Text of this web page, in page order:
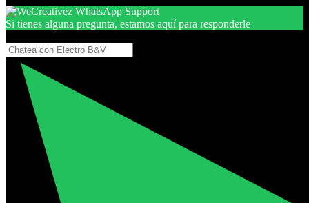
Si tienes alguna pregunta, estamos aquí para responderle